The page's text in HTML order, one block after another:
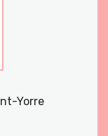
Yorre